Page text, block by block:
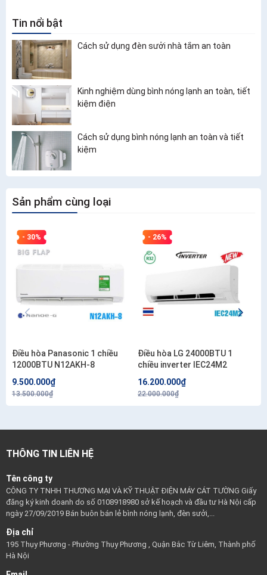
Tin nổi bật
Cách sử dụng đèn sưởi nhà tắm an toàn
Kinh nghiệm dùng bình nóng lạnh an toàn, tiết
kiệm điện
Cách sử dụng bình nóng lạnh an toàn và tiết
kiệm
Sản phẩm cùng loại
- 30%
Điều hòa Panasonic 1 chiều
12000BTU N12AKH-8
9.500.000₫
13.500.000₫
- 26%
Điều hòa LG 24000BTU 1
chiều inverter IEC24M2
16.200.000₫
22.000.000₫
THÔNG TIN LIÊN HỆ
Tên công ty
CÔNG TY TNHH THƯƠNG MẠI VÀ KỸ THUẬT ĐIỆN MÁY CÁT TƯỜNG Giấy
đăng ký kinh doanh do số 0108918980 sở kế hoạch và đầu tư Hà Nội cấp
ngày 27/09/2019 Bán buôn bán lẻ bình nóng lạnh, đèn sưởi,...
Địa chỉ
195 Thụy Phương - Phường Thụy Phương , Quận Bắc Từ Liêm, Thành phố
Hà Nội